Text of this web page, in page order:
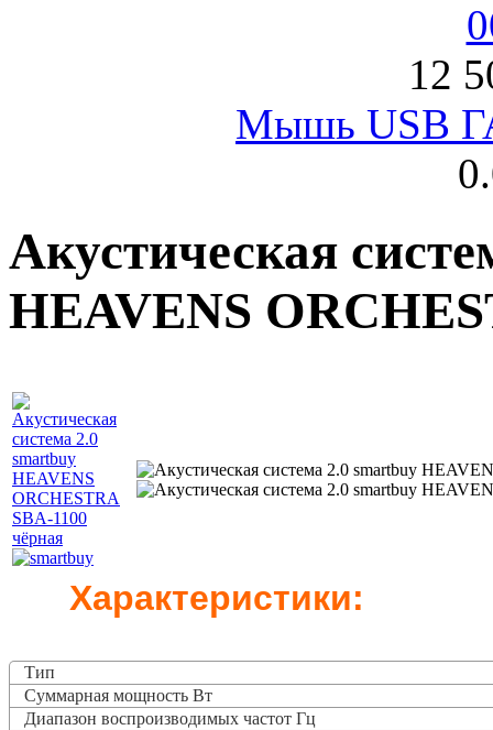
12
Мышь USB
Акустическая
HEAVENS
Характеристики:
Тип
Суммарная мощность Вт
Диапазон воспроизводимых частот Гц